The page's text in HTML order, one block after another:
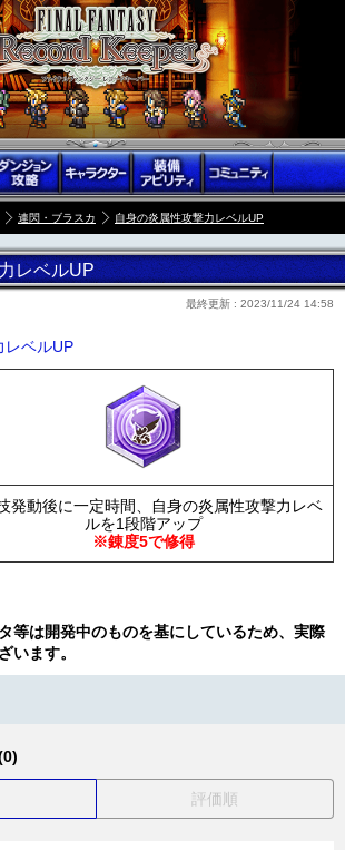
連閃・ブラスカ 自身の炎属性攻撃力レベルUP
レベルUP
最終更新 : 2023/11/24 14:58
レベルUP
発動後に一定時間、自身の炎属性攻撃力レベ
ルを1段階アップ
※錬度5で修得
等は開発中のものを基にしているため、実際
います。
評価順